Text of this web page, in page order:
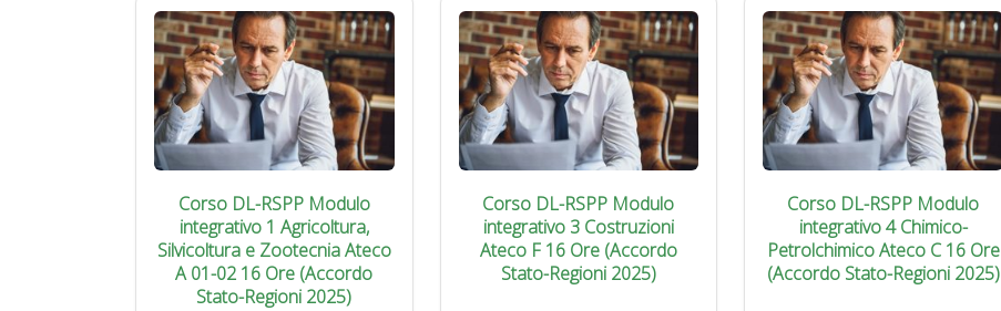
Corso DL-RSPP Modulo
integrativo 1 Agricoltura,
Silvicoltura e Zootecnia Ateco
A 01-02 16 Ore (Accordo
Stato-Regioni 2025)
Corso DL-RSPP Modulo
integrativo 3 Costruzioni
Ateco F 16 Ore (Accordo
Stato-Regioni 2025)
Corso DL-RSPP Modulo
integrativo 4 Chimico-
Petrolchimico Ateco C 16 Ore
(Accordo Stato-Regioni 2025)